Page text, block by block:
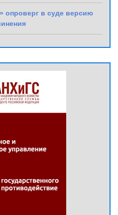
опроверг в суде версию